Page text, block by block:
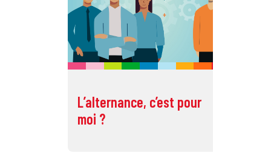
L’alternance, c’est pour
moi ?